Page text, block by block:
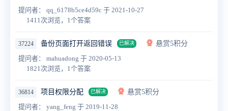
提问者： qq_6178b5ce4d59c 于 2021-10-27
1411次浏览，1个答案
37224 备份页面打开返回错误 已解决
悬赏5积分
提问者： mahuadong 于 2020-05-13
1821次浏览，1个答案
36814 项目权限分配 已解决
悬赏5积分
提问者： yang_feng 于 2019-11-28